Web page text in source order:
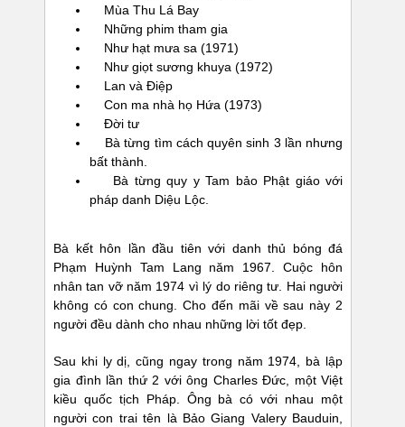
Mùa Thu Lá Bay
Những phim tham gia
Như hạt mưa sa (1971)
Như giọt sương khuya (1972)
Lan và Điệp
Con ma nhà họ Hứa (1973)
Đời tư
Bà từng tìm cách quyên sinh 3 lần nhưng
bất thành.
Bà từng quy y Tam bảo Phật giáo với
pháp danh Diệu Lộc.
Bà kết hôn lần đầu tiên với danh thủ bóng đá
Phạm Huỳnh Tam Lang năm 1967. Cuộc hôn
nhân tan vỡ năm 1974 vì lý do riêng tư. Hai người
không có con chung. Cho đến mãi về sau này 2
người đều dành cho nhau những lời tốt đẹp.
Sau khi ly dị, cũng ngay trong năm 1974, bà lập
gia đình lần thứ 2 với ông Charles Đức, một Việt
kiều quốc tịch Pháp. Ông bà có với nhau một
người con trai tên là Bảo Giang Valery Bauduin,